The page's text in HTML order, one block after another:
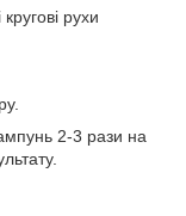
рухи
2-3 рази на